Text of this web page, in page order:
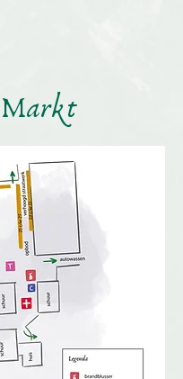
Markt